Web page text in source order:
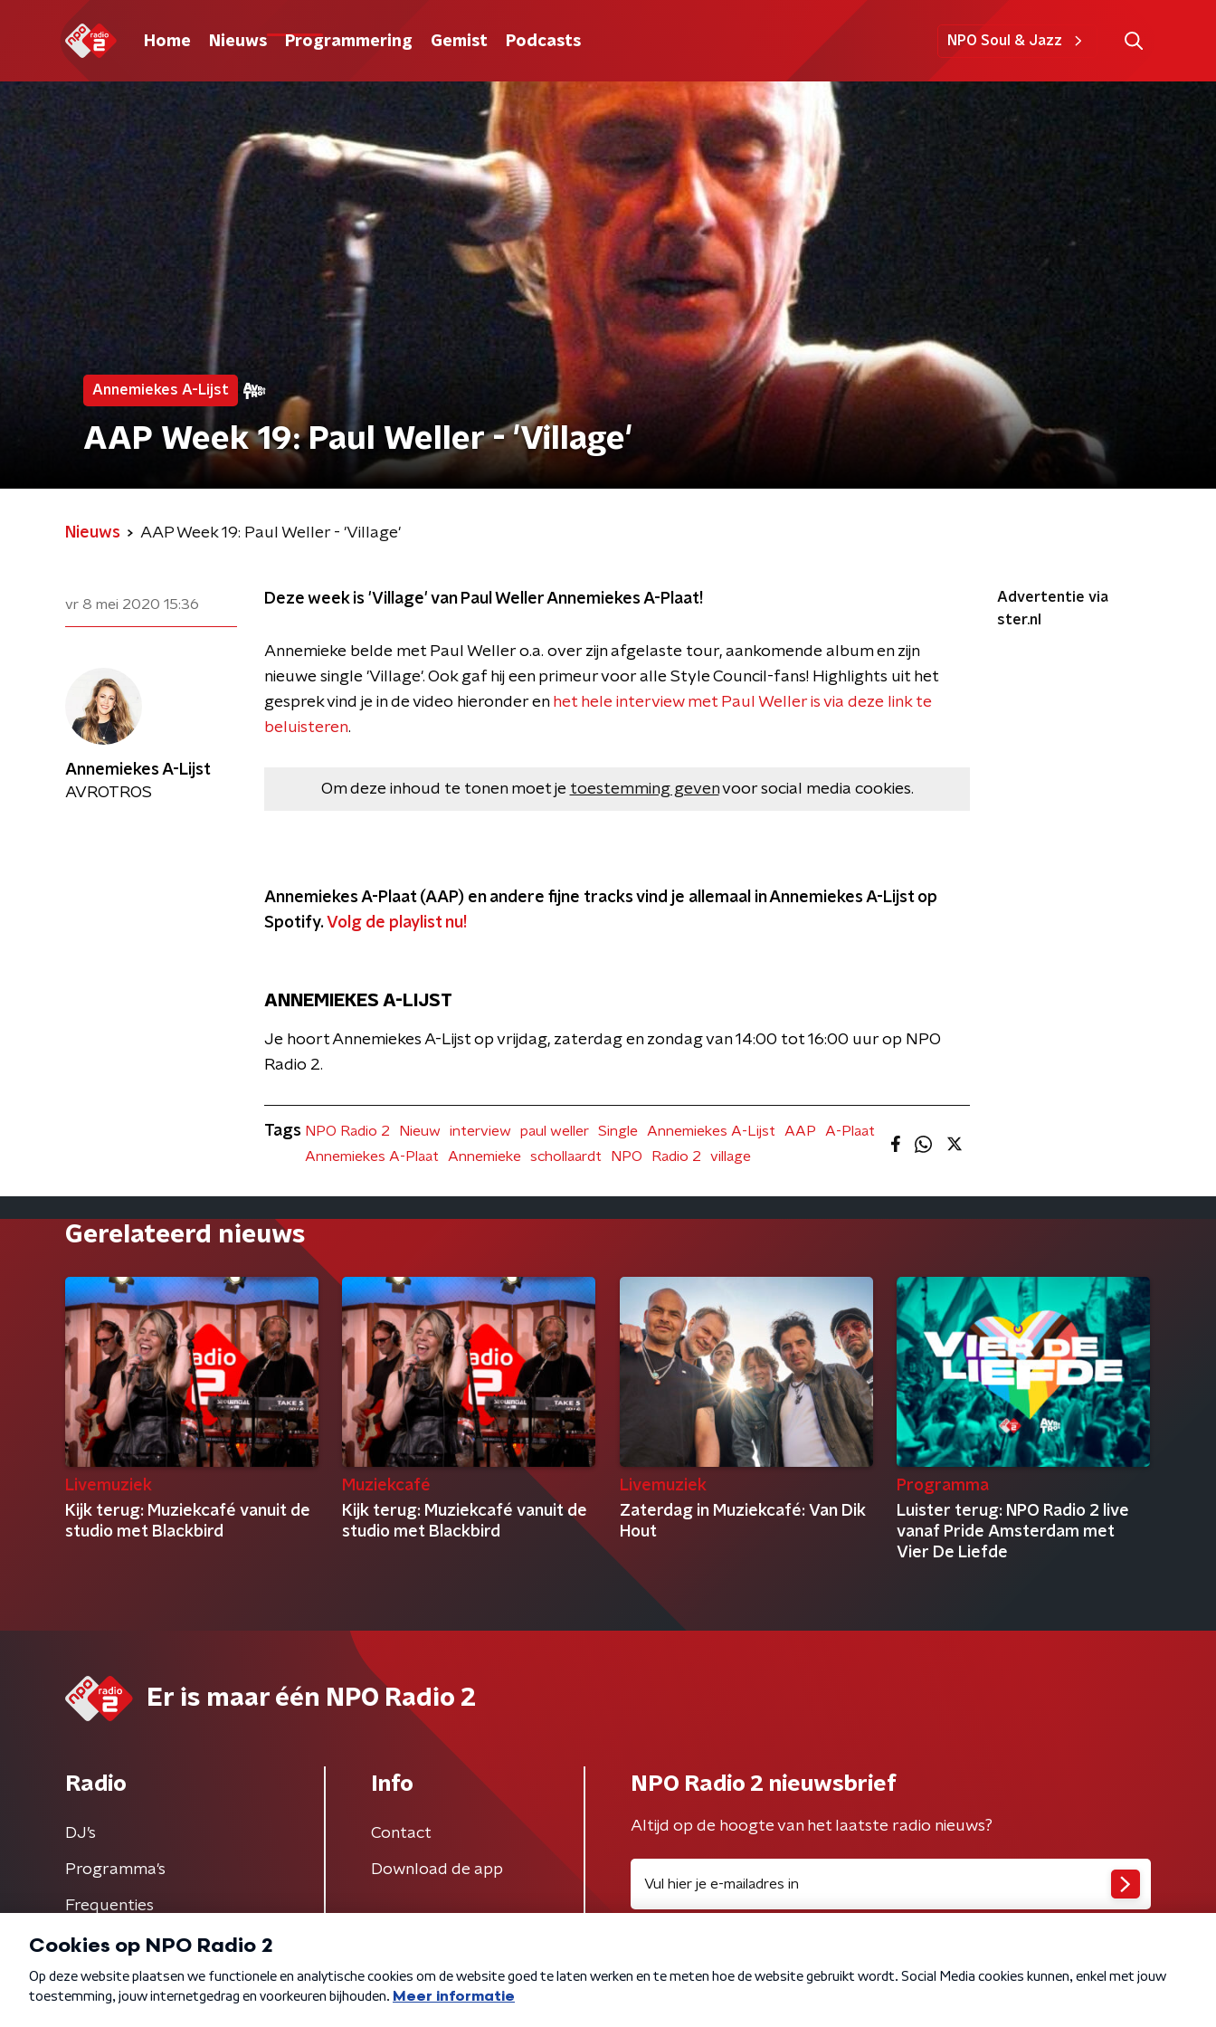
Home Nieuws Programmering Gemist Podcasts NPO Soul & Jazz
Annemiekes A-Lijst
AAP Week 19: Paul Weller - 'Village'
Nieuws AAP Week 19: Paul Weller - 'Village'
vr 8 mei 2020 15:36 Deze week is 'Village' van Paul Weller Annemiekes A-Plaat!
Annemieke belde met Paul Weller o.a. over zijn afgelaste tour, aankomende album en zijn
nieuwe single 'Village'. Ook gaf hij een primeur voor alle Style Council-fans! Highlights uit het
gesprek vind je in de video hieronder en het hele interview met Paul Weller is via deze link te
beluisteren.
Om deze inhoud te tonen moet je toestemming gevenvoor social media cookies.
Annemiekes A-Plaat (AAP) en andere fijne tracks vind je allemaal in Annemiekes A-Lijst op
Spotify. Volg de playlist nu!
ANNEMIEKES A-LIJST
Je hoort Annemiekes A-Lijst op vrijdag, zaterdag en zondag van 14:00 tot 16:00 uur op NPO
Radio 2.
Advertentie via
ster.nl
Annemiekes A-Lijst
AVROTROS
Tags NPO Radio 2 Nieuw interview paul weller Single Annemiekes A-Lijst AAP
A-Plaat
Annemiekes A-Plaat
Annemieke schollaardt NPO Radio 2 village
Gerelateerd nieuws
Livemuziek
Kijk terug: Muziekcafé vanuit de
studio met Blackbird
Muziekcafé
Kijk terug: Muziekcafé vanuit de
studio met Blackbird
Livemuziek
Zaterdag in Muziekcafé: Van Dik
Hout
Programma
Luister terug: NPO Radio 2 live
vanaf Pride Amsterdam met
Vier De Liefde
Er is maar één NPO Radio 2
Radio
DJ’s
Programma's
Frequenties
Info
Contact
Download de app
NPO Radio 2 nieuwsbrief
Altijd op de hoogte van het laatste radio nieuws?
Algemene voorwaarden Privacybeleid